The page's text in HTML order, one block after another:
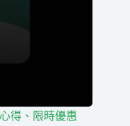
得、限時優惠